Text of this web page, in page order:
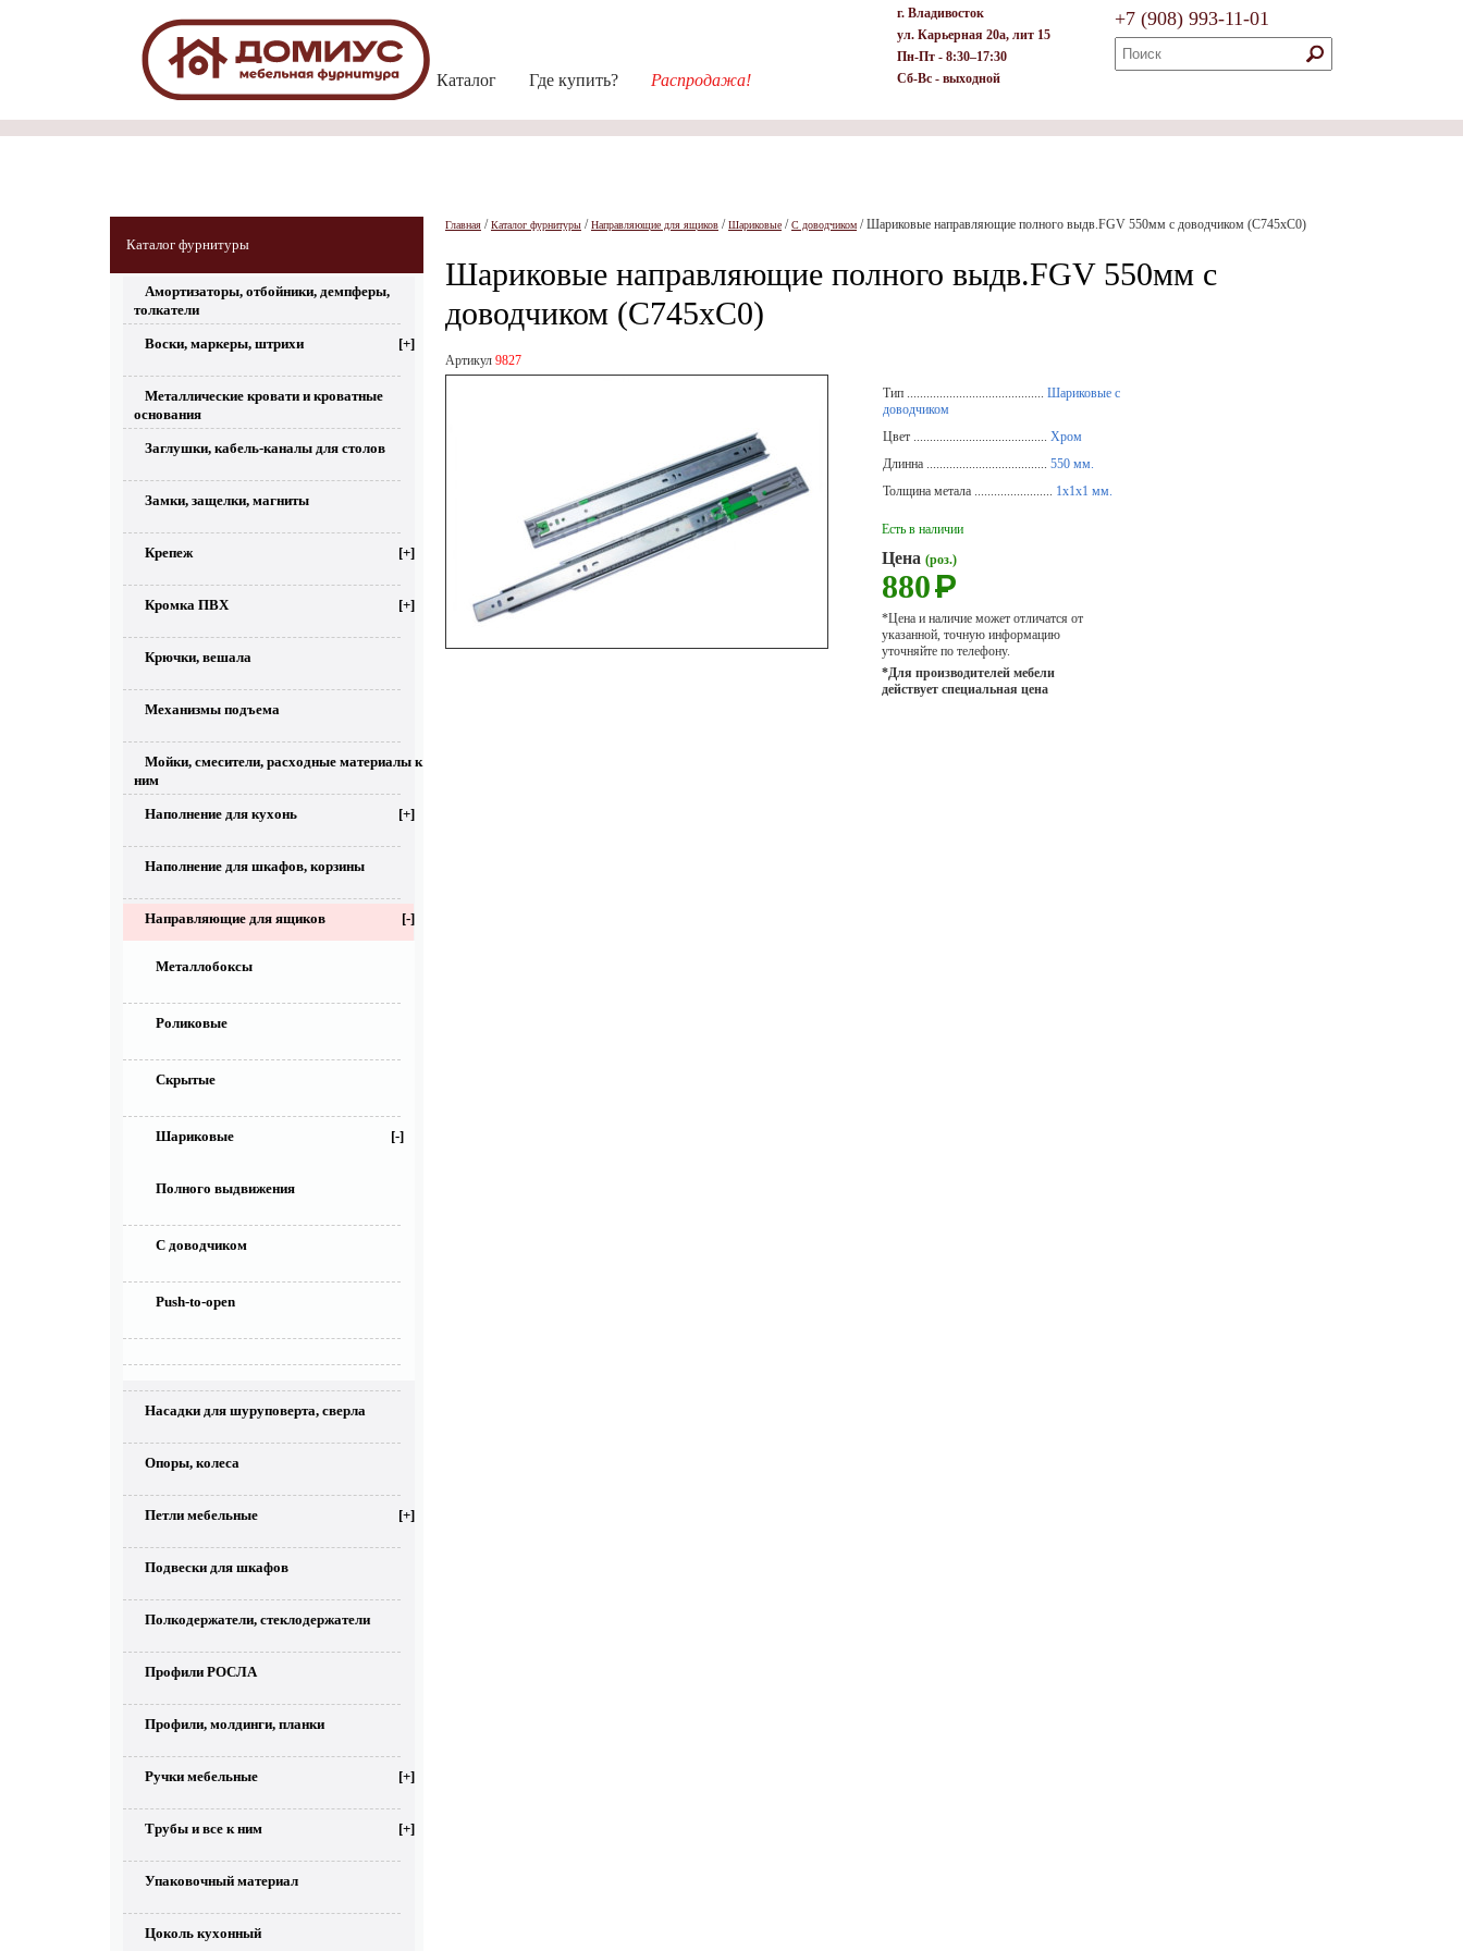
Каталог Где купить? Распродажа!
г. Владивосток
ул. Карьерная 20а, лит 15
Пн-Пт - 8:30–17:30
Сб-Вс - выходной
+7 (908) 993-11-01
Каталог фурнитуры
Амортизаторы, отбойники, демпферы,
толкатели
Воски, маркеры, штрихи [+]
Металлические кровати и кроватные
основания
Заглушки, кабель-каналы для столов
Замки, защелки, магниты
Крепеж [+]
Кромка ПВХ [+]
Крючки, вешала
Механизмы подъема
Мойки, смесители, расходные материалы к
ним
Наполнение для кухонь [+]
Наполнение для шкафов, корзины
Направляющие для ящиков [-]
Металлобоксы
Роликовые
Скрытые
Шариковые [-]
Полного выдвижения
С доводчиком
Push-to-open
Насадки для шуруповерта, сверла
Опоры, колеса
Петли мебельные [+]
Подвески для шкафов
Полкодержатели, стеклодержатели
Профили РОСЛА
Профили, молдинги, планки
Ручки мебельные [+]
Трубы и все к ним [+]
Упаковочный материал
Цоколь кухонный
Главная /Каталог фурнитуры /Направляющие для ящиков /Шариковые /С доводчиком /Шариковые направляющие полного выдв.FGV 550мм c доводчиком (С745хС0)
Шариковые направляющие полного выдв.FGV 550мм c
доводчиком (С745хС0)
Артикул 9827
Тип .......................................... Шариковые с
доводчиком
Цвет ......................................... Хром
Длинна ..................................... 550 мм.
Толщина метала ........................ 1х1х1 мм.
Есть в наличии
Цена (роз.)
880Р
*Цена и наличие может отличатся от
указанной, точную информацию
уточняйте по телефону.
*Для производителей мебели
действует специальная цена